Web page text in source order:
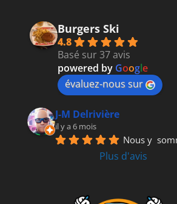
Burgers Ski
4.8
Basé sur 37 avis
powered by Google
évaluez-nous sur
J-M Delrivière
il y a 6 mois
Nous y
Plus d'avis